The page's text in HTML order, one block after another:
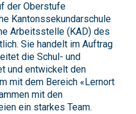
der Oberstufe
Kantonssekundarschule
Arbeitsstelle (KAD) des
Sie handelt im Auftrag
die Schul- und
und entwickelt den
mit dem Bereich «Lernort
mit den
ein starkes Team.